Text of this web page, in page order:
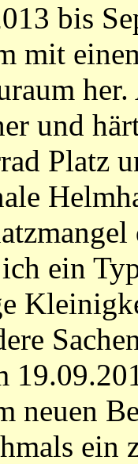
bis
mit
und
Platz
ein
neuen
ein